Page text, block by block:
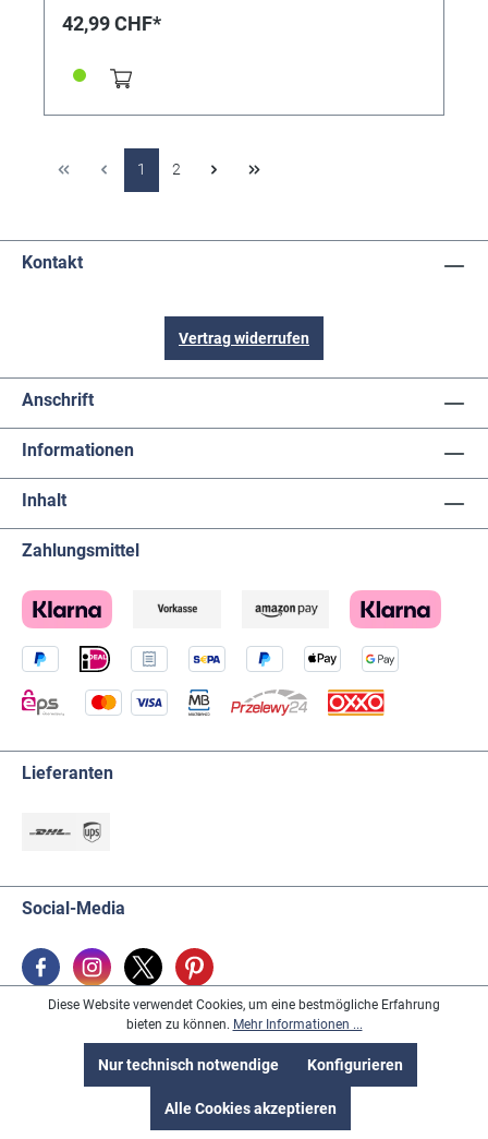
42,99 CHF*
1 2
Kontakt
Vertrag widerrufen
Anschrift
Informationen
Inhalt
Zahlungsmittel
Lieferanten
Social-Media
Käufersiegel & Partner
Diese Website verwendet Cookies, um eine bestmögliche Erfahrung
bieten zu können. Mehr Informationen ...
Nur technisch notwendige Konfigurieren
Alle Cookies akzeptieren